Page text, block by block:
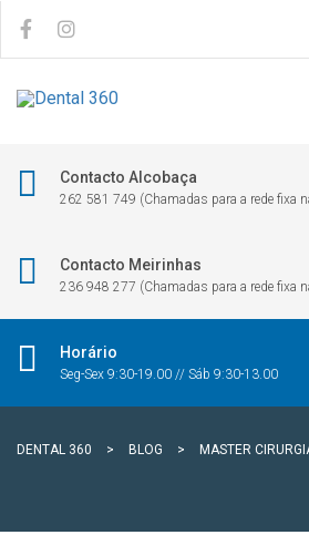
Contacto Alcobaça
262 581 749 (Chamadas para a rede fixa
Contacto Meirinhas
236 948 277 (Chamadas para a rede fixa
Horário
Seg-Sex 9:30-19.00 // Sáb 9:30-13.00
DENTAL 360 > BLOG > MASTER